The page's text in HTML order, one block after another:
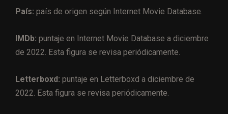
País: país de origen según Internet Movie Database.
IMDb: puntaje en Internet Movie Database a diciembre
de 2022. Esta figura se revisa periódicamente.
Letterboxd: puntaje en Letterboxd a diciembre de
2022. Esta figura se revisa periódicamente.